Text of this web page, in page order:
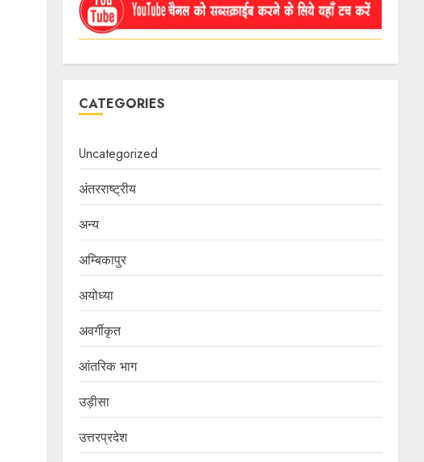
CATEGORIES
Uncategorized
अंतरराष्ट्रीय
अन्य
अम्बिकापुर
अयोध्या
अवर्गीकृत
आंतरिक भाग
उड़ीसा
उत्तरप्रदेश